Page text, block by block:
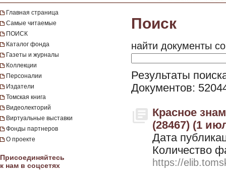
Главная страница
Самые читаемые
ПОИСК
Каталог фонда
Газеты и журналы
Коллекции
Персоналии
Издатели
Томская книга
Видеолекторий
Виртуальные выставки
Фонды партнеров
О проекте
Присоединяйтесь
к нам в соцсетях
Поиск
найти документы
Результаты
Документов:
Красное
(28467) (1
Дата
Количество
https://